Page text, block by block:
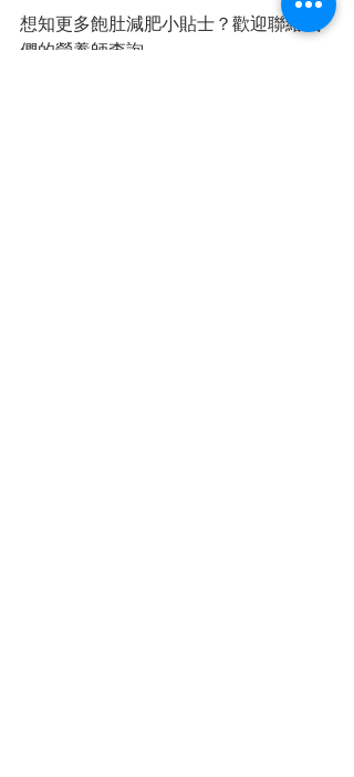
想知更多飽肚減肥小貼士？歡迎聯絡我
們的營養師查詢。